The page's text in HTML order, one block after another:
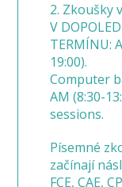
2. Zkoušky
V
TERMÍNU:
19:00).
Computer
AM (8:30-
sessions.
Písemné
začínají
FCE, CAE,